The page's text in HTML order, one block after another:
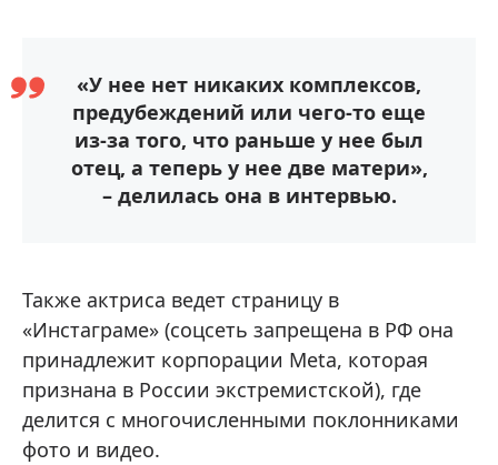
«У нее нет никаких комплексов,
предубеждений или чего-то еще
из-за того, что раньше у нее был
отец, а теперь у нее две матери»,
– делилась она в интервью.
Также актриса ведет страницу в
«Инстаграме» (соцсеть запрещена в РФ она
принадлежит корпорации Meta, которая
признана в России экстремистской), где
делится с многочисленными поклонниками
фото и видео.